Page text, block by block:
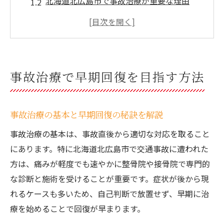
むち打ち症に特化した事故治療の流れとは
むち打ちケアに効く事故治療のポイント
事故治療専門家がすすめるむち打ち対策
事故治療とマッサージで首の痛みを緩和
整体院で行うむち打ちケアの実際の流れ
事故治療の効果を高めるセルフストレッチ
マッサージを通じて事故後の痛みを軽減
事故治療とマッサージで痛みの原因に対応
事故治療で早期回復を目指す方法
事故治療の基本と早期回復の秘訣を解説
事故治療の基本は、事故直後から適切な対応を取ること
にあります。特に北海道北広島市で交通事故に遭われた
方は、痛みが軽度でも速やかに整骨院や接骨院で専門的
な診断と施術を受けることが重要です。症状が後から現
れるケースも多いため、自己判断で放置せず、早期に治
療を始めることで回復が早まります。